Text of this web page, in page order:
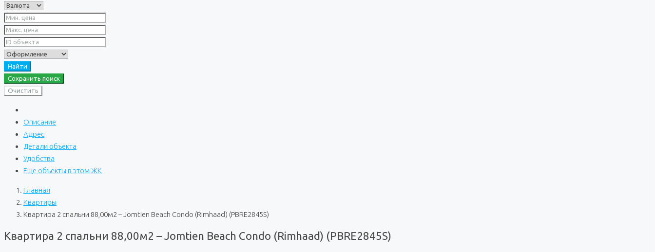
Найти
Сохранить поиск
Очистить
Описание
Адрес
Детали объекта
Удобства
Еще объекты в этом ЖК
Главная
Квартиры
Квартира 2 спальни 88,00м2 – Jomtien Beach Condo (Rimhaad) (PBRE2845S)
Квартира 2 спальни 88,00м2 – Jomtien Beach Condo (Rimhaad) (PBRE2845S)